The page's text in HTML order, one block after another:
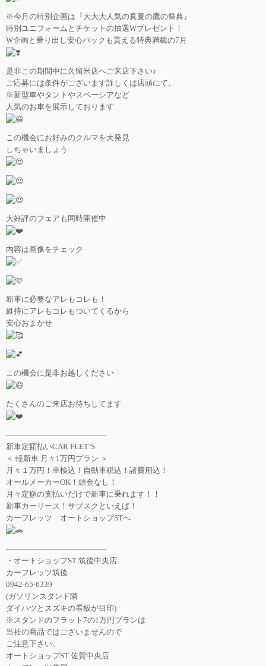
※今月の特別企画は『大大大人気の真夏の鷹の祭典』
特別ユニフォームとチケットの抽選Wプレゼント！
W企画と乗り出し安心パックも貰える特典満載の7月
是非この期間中に久留米店へご来店下さい♪
ご応募には条件がございます詳しくは店頭にて。
※新型車やタントやスペーシアなど
人気のお車を展示しております
この機会にお好みのクルマを大発見
しちゃいましょう
大好評のフェアも同時開催中
内容は画像をチェック
新車に必要なアレもコレも！
維持にアレもコレもついてくるから
安心おまかせ
この機会に是非お越しください
たくさんのご来店お待ちしてます
—————————————
新車定額払いCAR FLET’S
＜ 軽新車 月々1万円プラン ＞
月々１万円！車検込！自動車税込！諸費用込！
オールメーカーOK！頭金なし！
月々定額の支払いだけで新車に乗れます！！
新車カーリース！サブスクといえば！
カーフレッツ オートショップSTへ
—————————————
・オートショップST 筑後中央店
カーフレッツ筑後
0942-65-6339
(ガソリンスタンド隣
ダイハツとスズキの看板が目印)
※スタンドのフラット7の1万円プランは
当社の商品ではございませんので
ご注意下さい。
オートショップST 佐賀中央店